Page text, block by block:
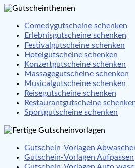
Comedygutscheine schenken
Erlebnisgutscheine schenken
Festivalgutscheine schenken
Hotelgutscheine schenken
Konzertgutscheine schenken
Massagegutscheine schenken
Musicalgutscheine schenken
Reisegutscheine schenken
Restaurantgutscheine
Sportgutscheine schenken
Gutschein-Vorlagen
Gutschein-Vorlagen Aufpassen